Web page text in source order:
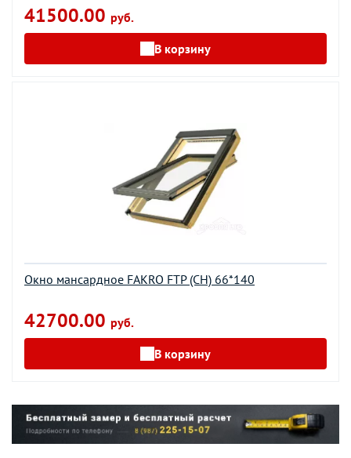
41500.00 руб.
В корзину
Окно мансардное FAKRO FTP (CH) 66*140
42700.00 руб.
В корзину